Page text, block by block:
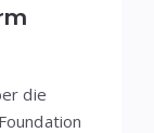
die